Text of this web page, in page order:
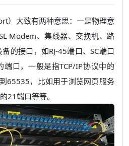
）大致有两种意思：一是物理意
Modem、集线器、交换机、路
的接口，如RJ-45端口、SC端口
口，一般是指TCP/IP协议中的
65535，比如用于浏览网页服务
21端口等等。